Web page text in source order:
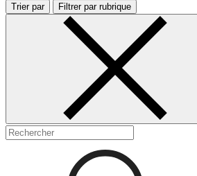
Trier par Filtrer par rubrique